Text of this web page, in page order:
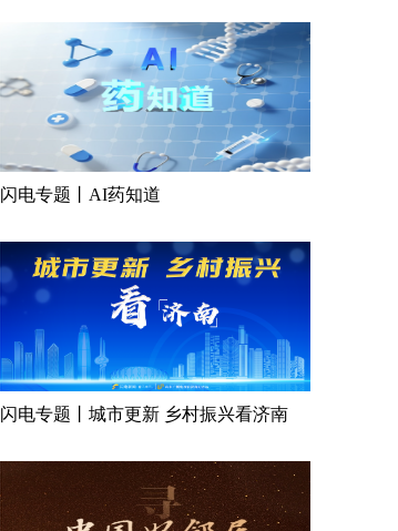
闪电专题丨AI药知道
闪电专题丨城市更新 乡村振兴看济南